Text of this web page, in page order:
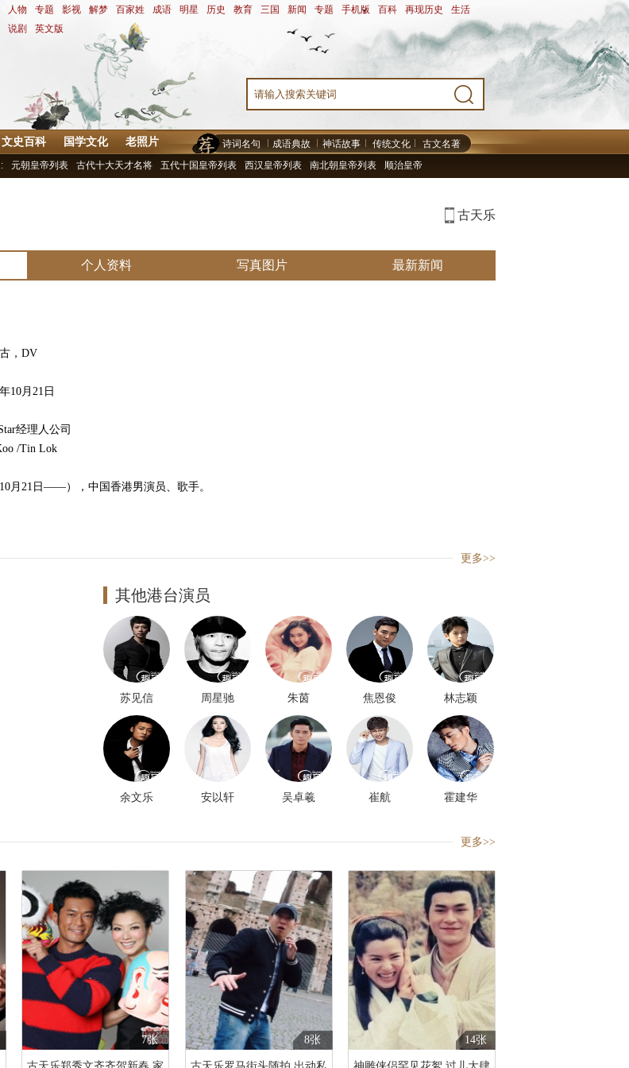
人物 专题 影视 解梦 百家姓 成语 明星 历史 教育 三国 新闻 专题 手机版 百科 再现历史 生活
说剧
英文版
文史百科 国学文化 老照片 诗词名句 成语典故 神话故事 传统文化
古文名著
元朝皇帝列表 古代十大天才名将 五代十国皇帝列表 西汉皇帝列表 南北朝皇帝列表 顺治皇帝
古天乐
个人资料 写真图片 最新新闻
，DV
月21日
经理人公司
/Tin Lok
21日——），中国香港男演员、歌手。
更多>>
其他港台演员
苏见信 周星驰 朱茵 焦恩俊 林志颖
余文乐 安以轩 吴卓羲 崔航 霍建华
更多>>
7张 8张 14张